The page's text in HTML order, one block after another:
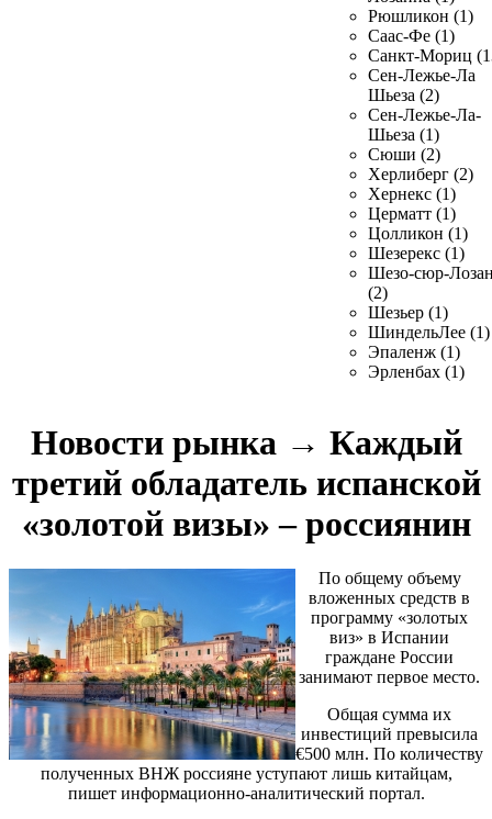
Рюшликон (1)
Саас-Фе (1)
Санкт-Мориц
Сен-Лежье-Ла
Шьеза (2)
Сен-Лежье-Ла-
Шьеза (1)
Сюши (2)
Херлиберг (2)
Хернекс (1)
Церматт (1)
Цолликон (1)
Шезерекс (1)
Шезо-сюр-
(2)
Шезьер (1)
ШиндельЛее (1)
Эпаленж (1)
Эрленбах (1)
Новости рынка → Каждый
третий обладатель испанской
«золотой визы» – россиянин
По общему объему
вложенных средств в
программу «золотых
виз» в Испании
граждане России
занимают первое место.
Общая сумма их
инвестиций превысила
€500 млн. По количеству
полученных ВНЖ россияне уступают лишь китайцам,
пишет информационно-аналитический портал.